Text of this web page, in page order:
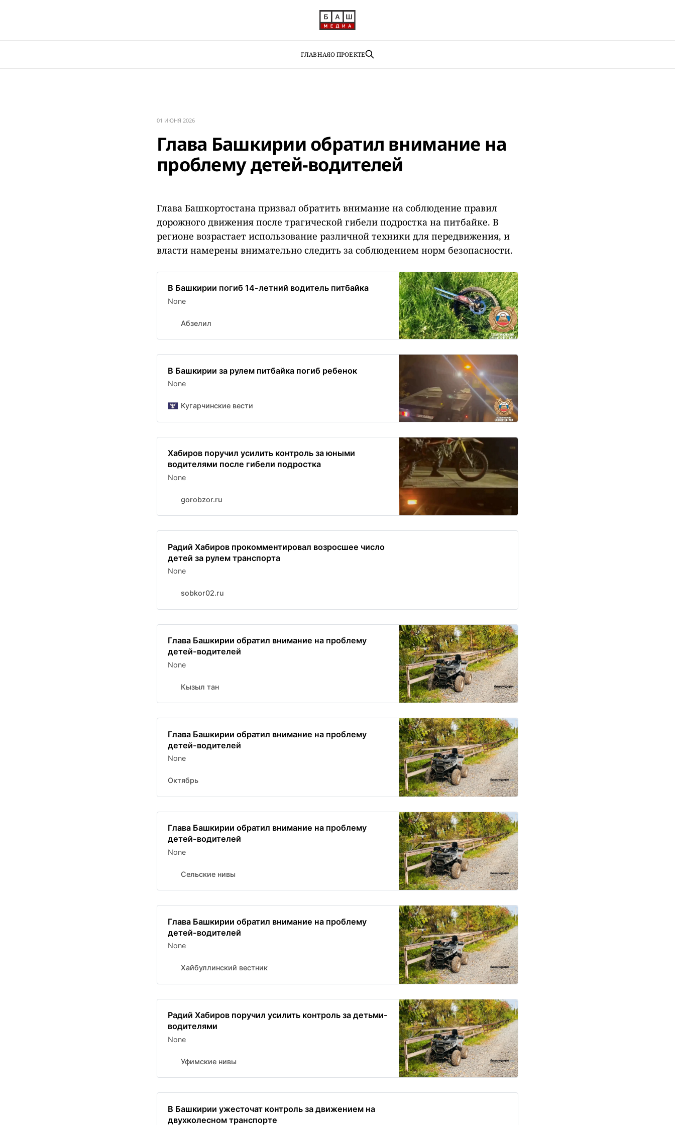
ГЛАВНАЯО ПРОЕКТЕ
01 ИЮНЯ 2026
Глава Башкирии обратил внимание на
проблему детей-водителей
Глава Башкортостана призвал обратить внимание на соблюдение правил
дорожного движения после трагической гибели подростка на питбайке. В
регионе возрастает использование различной техники для передвижения, и
власти намерены внимательно следить за соблюдением норм безопасности.
В Башкирии погиб 14-летний водитель питбайка
None
Абзелил
В Башкирии за рулем питбайка погиб ребенок
None
Кугарчинские вести
Хабиров поручил усилить контроль за юными
водителями после гибели подростка
None
gorobzor.ru
Радий Хабиров прокомментировал возросшее число
детей за рулем транспорта
None
sobkor02.ru
Глава Башкирии обратил внимание на проблему
детей-водителей
None
Кызыл тан
Глава Башкирии обратил внимание на проблему
детей-водителей
None
Октябрь
Глава Башкирии обратил внимание на проблему
детей-водителей
None
Сельские нивы
Глава Башкирии обратил внимание на проблему
детей-водителей
None
Хайбуллинский вестник
Радий Хабиров поручил усилить контроль за детьми-
водителями
None
Уфимские нивы
В Башкирии ужесточат контроль за движением на
двухколесном транспорте